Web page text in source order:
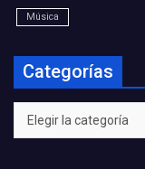
Música
Categorías
Categorías